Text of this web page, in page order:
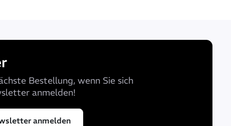
Bestellung, wenn Sie sich
anmelden!
anmelden